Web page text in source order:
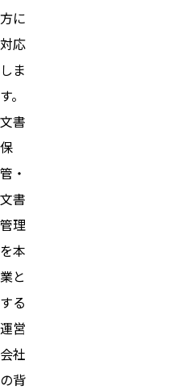
方に
対応
しま
す。
文書
保
管・
文書
管理
を本
業と
する
運営
会社
の背